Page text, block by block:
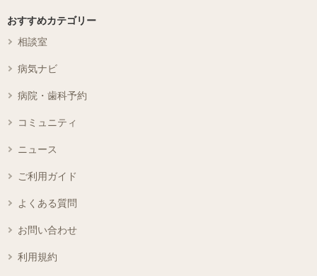
おすすめカテゴリー
相談室
病気ナビ
病院・歯科予約
コミュニティ
ニュース
ご利用ガイド
よくある質問
お問い合わせ
利用規約